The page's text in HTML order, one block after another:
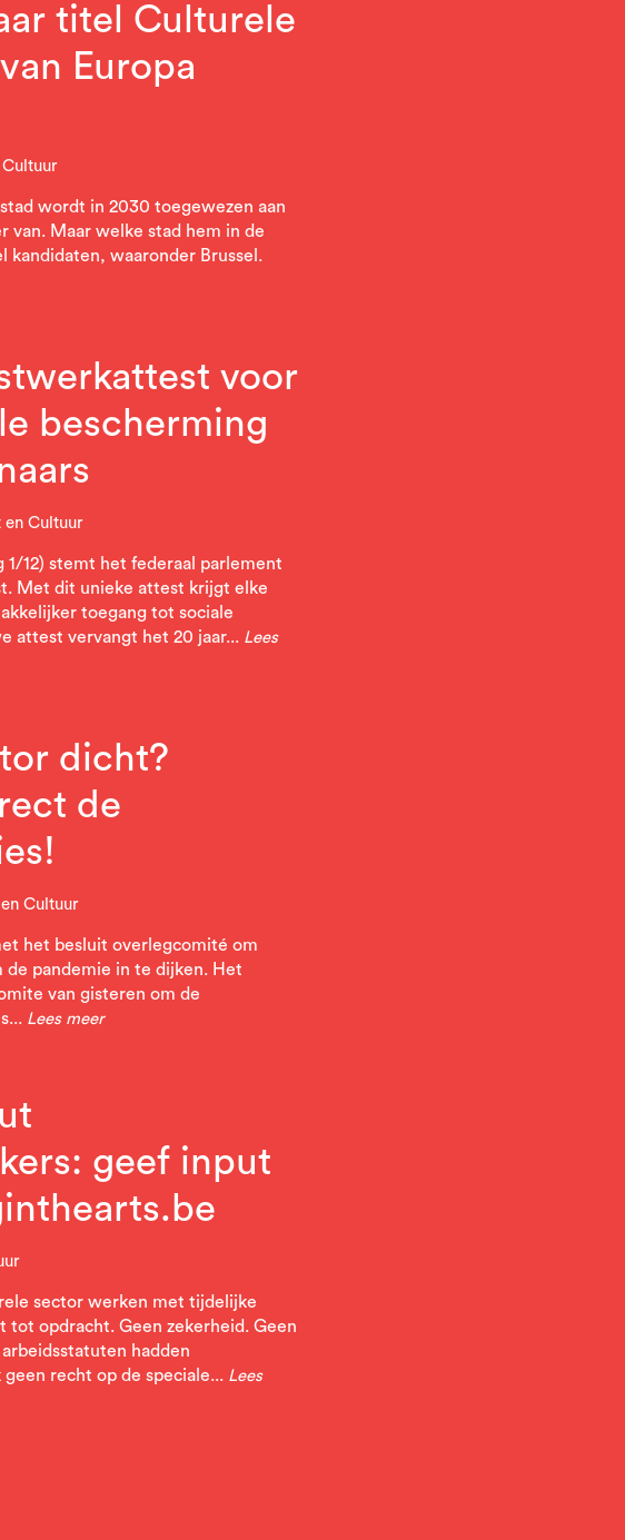
titel Culturele
Europa
Cultuur
wordt in 2030 toegewezen aan
van. Maar welke stad hem in de
kandidaten, waaronder Brussel.
voor
bescherming
en Cultuur
1/12) stemt het federaal parlement
Met dit unieke attest krijgt elke
toegang tot sociale
attest vervangt het 20 jaar... Lees
dicht?
de
en Cultuur
het besluit overlegcomité om
pandemie in te dijken. Het
van gisteren om de
Lees meer
geef input
sector werken met tijdelijke
tot opdracht. Geen zekerheid. Geen
hadden
recht op de speciale... Lees